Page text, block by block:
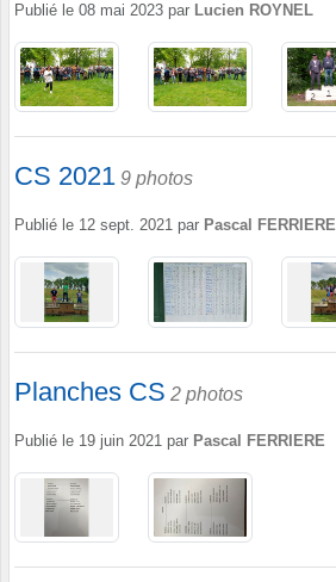
Publié le 08 mai 2023 par Lucien ROYNEL
CS 2021 9 photos
Publié le 12 sept. 2021 par Pascal FERRIERE
Planches CS 2 photos
Publié le 19 juin 2021 par Pascal FERRIERE